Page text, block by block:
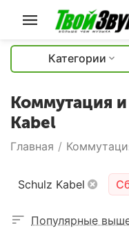
Категории
Коммутация
Kabel
Главная /
Schulz Kabel
Популярные